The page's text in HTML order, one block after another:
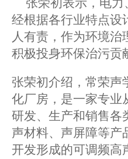
经根据各行业特点设
人有责，作为环境
积极投身环保治污贡
张荣初介绍，常荣声
化厂房，是一家专业
研发、生产和销售各
声材料、声屏障等产
开发形成的可调频高